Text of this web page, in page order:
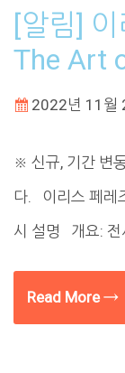
[알림]
The Art
2022년 11월
※ 신규, 기간 변
다. 이리스 페레
시 설명 개요: 전
Read More →